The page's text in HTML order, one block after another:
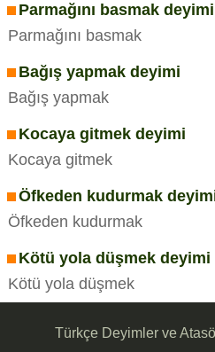
Parmağını basmak deyimi
Parmağını basmak
Bağış yapmak deyimi
Bağış yapmak
Kocaya gitmek deyimi
Kocaya gitmek
Öfkeden kudurmak
Öfkeden kudurmak
Kötü yola düşmek deyimi
Kötü yola düşmek
Türkçe Deyimler ve